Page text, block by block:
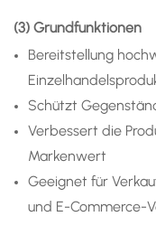
(3) Grundfunktionen
Bereitstellung
Schützt
Verbessert die
Markenwert
Geeignet für
und E-Commerce-